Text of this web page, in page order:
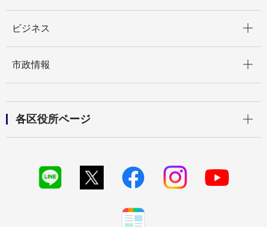
ビジネス
市政情報
各区役所ページ